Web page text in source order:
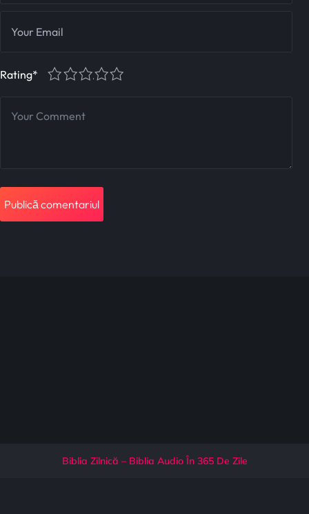
Rating* 5
4
3
2
Biblia Zilnică – Biblia Audio În 365 De Zile